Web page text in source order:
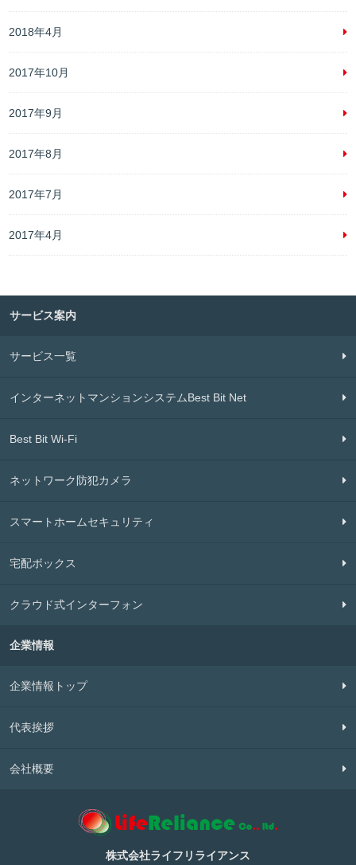
2018年4月
2017年10月
2017年9月
2017年8月
2017年7月
2017年4月
サービス案内
サービス一覧
インターネットマンションシステムBest Bit Net
Best Bit Wi-Fi
ネットワーク防犯カメラ
スマートホームセキュリティ
宅配ボックス
クラウド式インターフォン
企業情報
企業情報トップ
代表挨拶
会社概要
株式会社ライフリライアンス